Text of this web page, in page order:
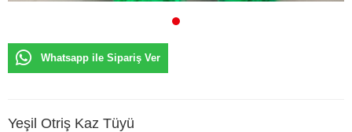
Whatsapp ile Sipariş Ver
Yeşil Otriş Kaz Tüyü